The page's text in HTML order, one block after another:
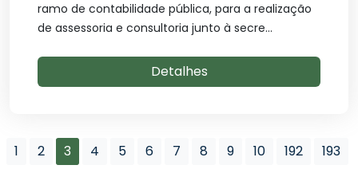
ramo de contabilidade pública, para a realização
de assessoria e consultoria junto à secre...
Detalhes
1 2 3 4 5 6 7 8 9 10 192 193